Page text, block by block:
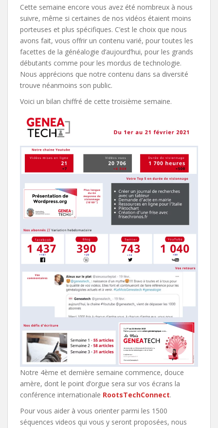
Cette semaine encore vous avez été nombreux à nous
suivre, même si certaines de nos vidéos étaient moins
porteuses et plus spécifiques. C’est le choix que nous
avons fait, vous offrir un contenu varié, pour toutes les
facettes de la généalogie d’aujourd’hui, pour les grands
débutants comme pour les mordus de technologie.
Nous apprécions que notre contenu dans sa diversité
trouve néanmoins son public.
Voici un bilan chiffré de cette troisième semaine.
Notre 4ème et dernière semaine commence, douce
amère, dont le point d’orgue sera sur vos écrans la
conférence internationale RootsTechConnect.
Pour vous aider à vous orienter parmi les 1500
séquences videos qui vous y seront proposées, nous